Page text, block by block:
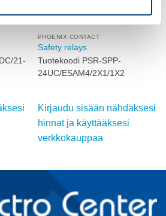
21-
PHOENIX CONTACT
Safety relays
Tuotekoodi PSR-SPP-
24UC/ESAM4/2X1/1X2
Kirjaudu sisään nähdäksesi
hinnat ja käyttääksesi
verkkokauppaa